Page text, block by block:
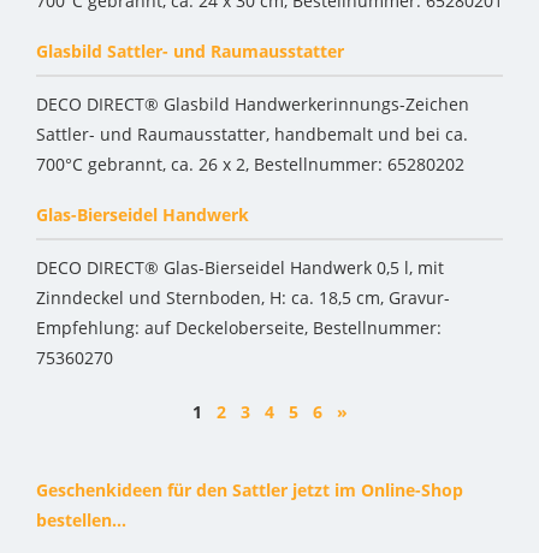
Glasbild Sattler- und Raumausstatter
DECO DIRECT® Glasbild Handwerkerinnungs-Zeichen
Sattler- und Raumausstatter, handbemalt und bei ca.
700°C gebrannt, ca. 26 x 2, Bestellnummer: 65280202
Glas-Bierseidel Handwerk
DECO DIRECT® Glas-Bierseidel Handwerk 0,5 l, mit
Zinndeckel und Sternboden, H: ca. 18,5 cm, Gravur-
Empfehlung: auf Deckeloberseite, Bestellnummer:
75360270
1 2 3 4 5 6 »
Geschenkideen für den Sattler jetzt im Online-Shop
bestellen...